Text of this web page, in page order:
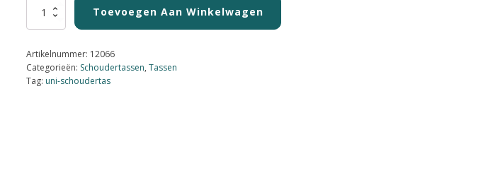
Schoudertas
Lead
aantal
Toevoegen Aan Winkelwagen
Artikelnummer: 12066
Categorieën: Schoudertassen, Tassen
Tag: uni-schoudertas